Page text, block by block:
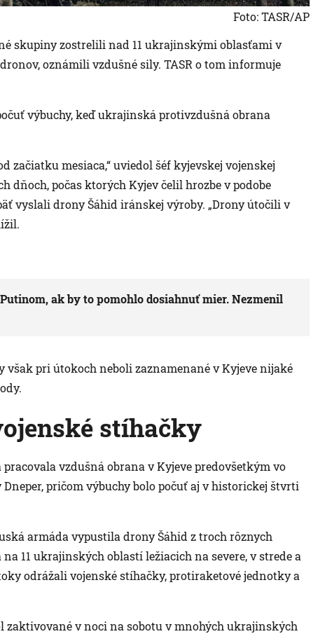
Foto: TASR/AP
skupiny zostrelili nad 11 ukrajinskými oblasťami v
oznámili vzdušné sily. TASR o tom informuje
výbuchy, keď ukrajinská protivzdušná obrana
začiatku mesiaca,“ uviedol šéf kyjevskej vojenskej
dňoch, počas ktorých Kyjev čelil hrozbe v podobe
vyslali drony Šáhid iránskej výroby. „Drony útočili v
ak by to pomohlo dosiahnuť mier. Nezmenil
však pri útokoch neboli zaznamenané v Kyjeve nijaké
stíhačky
vzdušná obrana v Kyjeve predovšetkým vo
pričom výbuchy bolo počuť aj v historickej štvrti
armáda vypustila drony Šáhid z troch rôznych
11 ukrajinských oblastí ležiacich na severe, v strede a
odrážali vojenské stíhačky, protiraketové jednotky a
v noci na sobotu v mnohých ukrajinských